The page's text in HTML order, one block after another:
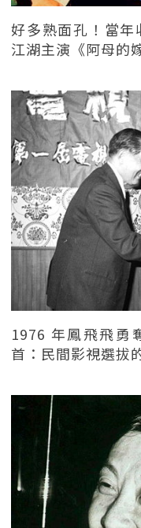
好多熟面孔！當年
江湖主演《阿母的
1976 年鳳飛飛勇
首：民間影視選拔